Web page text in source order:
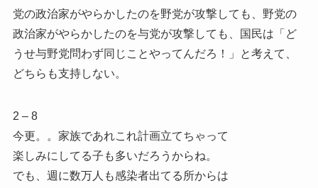
党の政治家がやらかしたのを野党が攻撃しても、野党の
政治家がやらかしたのを与党が攻撃しても、国民は「ど
うせ与野党問わず同じことやってんだろ！」と考えて、
どちらも支持しない。
2 – 8
今更。。家族であれこれ計画立てちゃって
楽しみにしてる子も多いだろうからね。
でも、週に数万人も感染者出てる所からは